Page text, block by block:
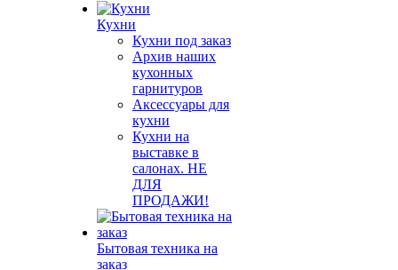
Кухни
Кухни под заказ
Архив наших
кухонных
гарнитуров
Аксессуары для
кухни
Кухни на
выставке в
салонах. НЕ
ДЛЯ
ПРОДАЖИ!
Бытовая техника на
заказ